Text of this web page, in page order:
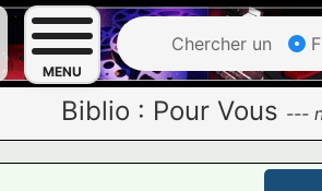
MENU
Chercher un
Biblio : Pour Vous ---